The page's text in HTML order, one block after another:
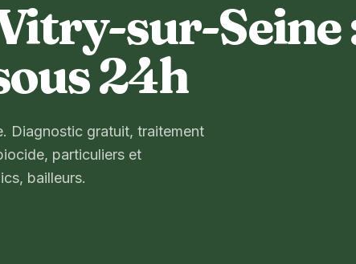
sur-Seine
24h
Diagnostic gratuit, traitement
particuliers et
bailleurs.